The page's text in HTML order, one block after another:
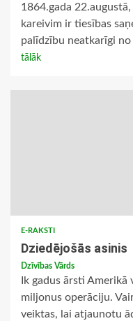
1864.gada
kareivim ir tiesības
palīdzību neatkarīgi
tālāk
E-RAKSTI
Dziedējošās asinis
Dzīvības Vārds
Ik gadus ārsti
miljonus operāciju.
veiktas, lai atjaunotu